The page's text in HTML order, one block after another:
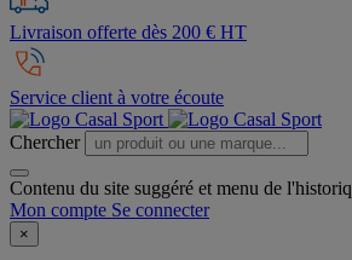
Livraison offerte dès 200 € HT
Service client à votre écoute
Chercher
Contenu du site suggéré et menu de
Mon compte Se connecter
×